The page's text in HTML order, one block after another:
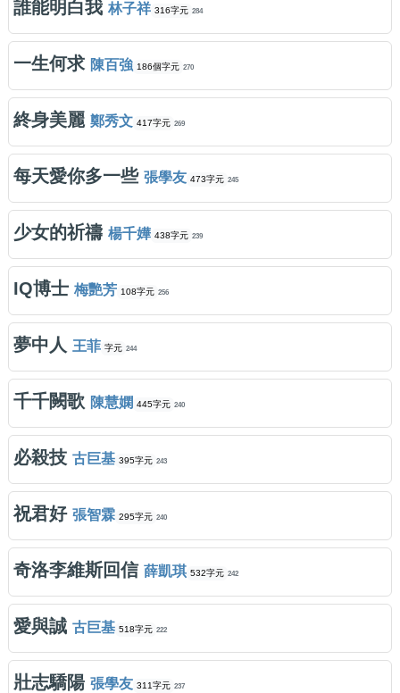
誰能明白我 林子祥 316字元 284
一生何求 陳百強 186個字元 270
終身美麗 鄭秀文 417字元 269
每天愛你多一些 張學友 473字元 245
少女的祈禱 楊千嬅 438字元 239
IQ博士 梅艷芳 108字元 256
夢中人 王菲 字元 244
千千闕歌 陳慧嫻 445字元 240
必殺技 古巨基 395字元 243
祝君好 張智霖 295字元 240
奇洛李維斯回信 薛凱琪 532字元 242
愛與誠 古巨基 518字元 222
壯志驕陽 張學友 311字元 237